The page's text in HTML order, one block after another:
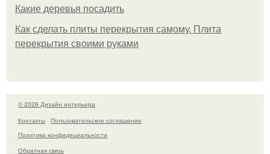
Какие деревья посадить
Как сделать плиты перекрытия самому. Плита
перекрытия своими руками
© 2026 Дизайн интерьера
Контакты
Пользовательское соглашение
Политика конфидециальности
Обратная связь